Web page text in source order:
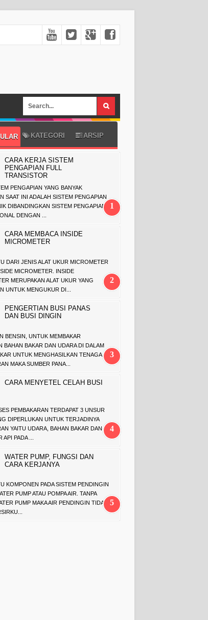
KATEGORI ARSIP
CARA KERJA SISTEM
PENGAPIAN FULL
TRANSISTOR
PENGAPIAN YANG BANYAK
SAAT INI ADALAH SISTEM PENGAPIAN
DIBANDINGKAN SISTEM PENGAPIAN
DENGAN ...
CARA MEMBACA INSIDE
MICROMETER
DARI JENIS ALAT UKUR MICROMETER
MICROMETER. INSIDE
MERUPAKAN ALAT UKUR YANG
UNTUK MENGUKUR DI...
PENGERTIAN BUSI PANAS
DAN BUSI DINGIN
BENSIN, UNTUK MEMBAKAR
BAHAN BAKAR DAN UDARA DI DALAM
UNTUK MENGHASILKAN TENAGA
MAKA SUMBER PANA...
CARA MENYETEL CELAH BUSI
PEMBAKARAN TERDAPAT 3 UNSUR
DIPERLUKAN UNTUK TERJADINYA
YAITU UDARA, BAHAN BAKAR DAN
API PADA ...
WATER PUMP, FUNGSI DAN
CARA KERJANYA
KOMPONEN PADA SISTEM PENDINGIN
PUMP ATAU POMPA AIR. TANPA
PUMP MAKA AIR PENDINGIN TIDAK